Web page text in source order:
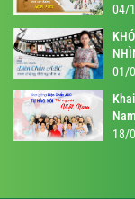
04/
01/
18/